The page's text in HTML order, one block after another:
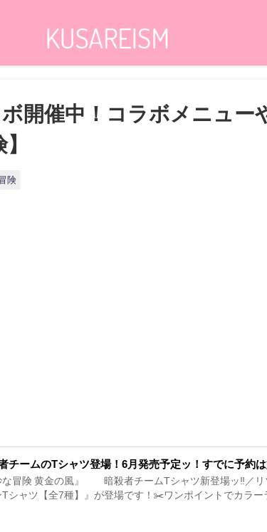
開催中！コラボメニュー
険
チームのTシャツ登場！6月発売予定ッ！すでに予
な冒険 黄金の風』 暗殺者チームTシャツ新登場ッ‼️／リ
Tシャツ【全7種】』が登場です！✂️ワンポイントでカラ